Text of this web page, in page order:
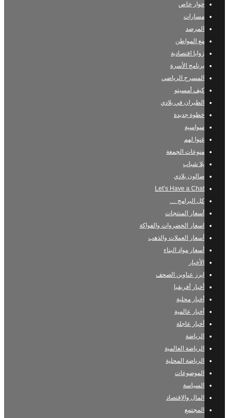
حوار خاص
مسارات
المرصد
مع المواطن
زوايا اقتصادية
برنامج الأسرة
المسرح الرياضي
كيف أمسيتو
الطيران في بلادي
خطوة جديدة
سواسية
غنوا لهم
منوعات الجمعة
يلا شباب
صالون بلادي
Let’s Have a Chat
كل البرامج …
أسعار المنتجات
اسعار الخضروات والفواكة
أسعار العملات والذهب
أسعار مواد البناء
الأخبار
ابرز عناوين الصحف
أخبار أفريقيا
أخبار محلية
أخبار عالمية
أخبار عاجلة
الرياضة
الرياضة العالمية
الرياضة المحلية
الموضوعات
السياسة
المال والإقتصاد
المجتمع